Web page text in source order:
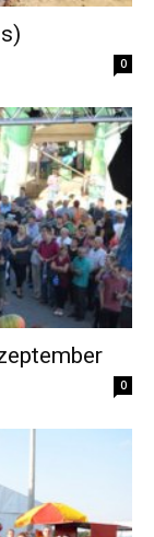
0
0